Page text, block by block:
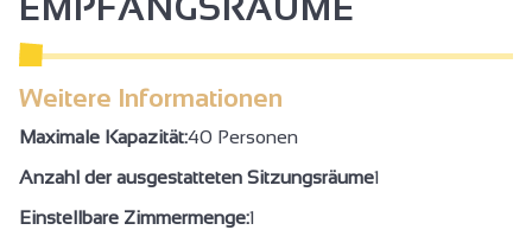
Weitere Informationen
Maximale Kapazität:40 Personen
Anzahl der ausgestatteten Sitzungsräume1
Einstellbare Zimmermenge:1